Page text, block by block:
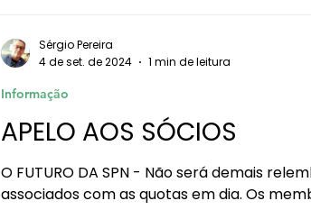
APELO AOS SÓCIOS
O FUTURO DA SPN - Não será demais
associados com as quotas em dia. Os
Informação
Sérgio Pereira
4 de set. de 2024
1 min de leitura